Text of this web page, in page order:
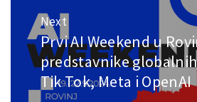
Next
Next
post:
Prvi AI Weekend u
predstavnike
Tik Tok, Meta i OpenAI